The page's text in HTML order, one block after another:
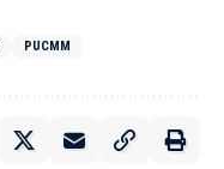
PUCMM